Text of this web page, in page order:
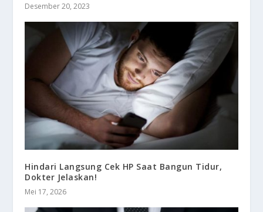
Desember 20, 2023
Hindari Langsung Cek HP Saat Bangun Tidur,
Dokter Jelaskan!
Mei 17, 2026